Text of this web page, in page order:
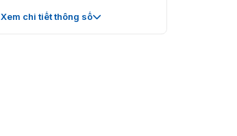
Xấp xỉ. 650 g (1,4 lb.)
Xem chi tiết thông số